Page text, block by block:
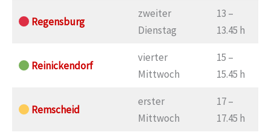
Regensburg
zweiter
Dienstag
13 –
13.45 h
Reinickendorf
vierter
Mittwoch
15 –
15.45 h
Remscheid
erster
Mittwoch
17 –
17.45 h